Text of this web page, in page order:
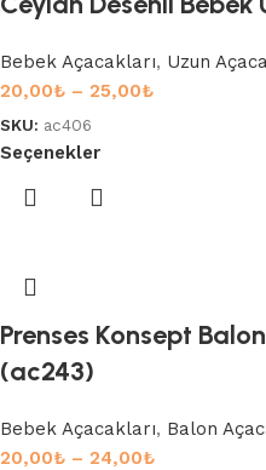
Bebek Açacakları, Uzun
20,00₺ – 25,00₺
SKU: ac406
Seçenekler
Prenses Konsept
(ac243)
Bebek Açacakları, Balon
20,00₺ – 24,00₺